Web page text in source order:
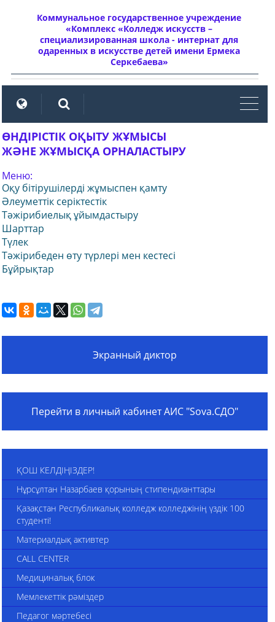
Коммунальное государственное учреждение
«Комплекс «Колледж искусств –
специализированная школа - интернат для
одаренных в искусстве детей имени Ермека
Серкебаева»
ӨНДІРІСТІК ОҚЫТУ ЖҰМЫСЫ
ЖӘНЕ ЖҰМЫСҚА ОРНАЛАСТЫРУ
Меню:
Оқу бітірушілерді жұмыспен қамту
Әлеуметтік серіктестік
Тәжірибиелық ұйымдастыру
Шарттар
Түлек
Тәжірибеден өту түрлері мен кестесі
Бұйрықтар
Экранный диктор
Перейти в личный кабинет АИС "Sova.СДО"
ҚОШ КЕЛДІҢІЗДЕР!
Нұрсұлтан Назарбаев қорының стипендианттары
Қазақстан Республикалық колледж колледжінің үздік 100
студенті!
Материалдық активтер
CALL CENTER
Медициналық блок
Мемлекеттік рәміздер
Педагог мәртебесі